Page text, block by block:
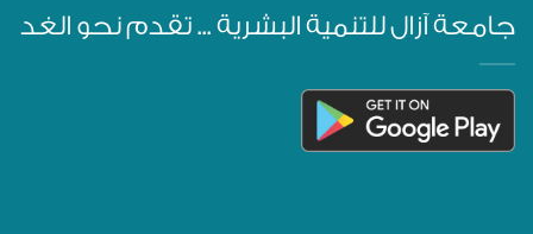
جامعة آزال للتنمية البشرية ... تقدم نحو الغد